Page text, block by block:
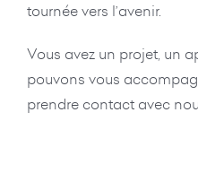
tournée vers l’avenir.
Vous avez un projet, un
pouvons vous
prendre contact avec